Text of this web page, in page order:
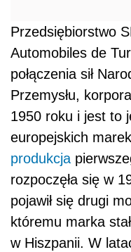
Przedsiębiorstwo
Automobiles de
połączenia sił
Przemysłu,
1950 roku i jest to
europejskich
produkcja
rozpoczęła się w
pojawił się drugi
któremu marka
w Hiszpanii. W